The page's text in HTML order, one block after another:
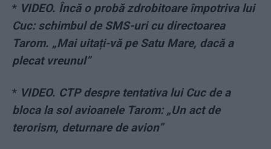
* VIDEO. Încă o probă zdrobitoare împotriva lui
Cuc: schimbul de SMS-uri cu directoarea
Tarom. „Mai uitați-vă pe Satu Mare, dacă a
plecat vreunul”
* VIDEO. CTP despre tentativa lui Cuc de a
bloca la sol avioanele Tarom: „Un act de
terorism, deturnare de avion”